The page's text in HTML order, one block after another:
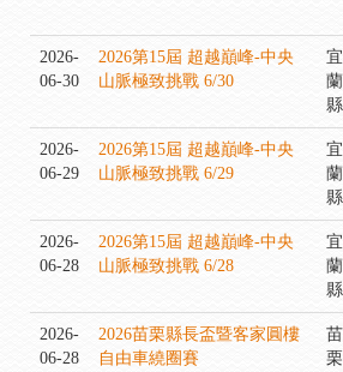
2026-
06-30
2026第15屆 超越巔峰-中央
山脈極致挑戰 6/30
宜
蘭
縣
2026-
06-29
2026第15屆 超越巔峰-中央
山脈極致挑戰 6/29
宜
蘭
縣
2026-
06-28
2026第15屆 超越巔峰-中央
山脈極致挑戰 6/28
宜
蘭
縣
2026-
06-28
2026苗栗縣長盃暨客家圓樓
自由車繞圈賽
苗
栗